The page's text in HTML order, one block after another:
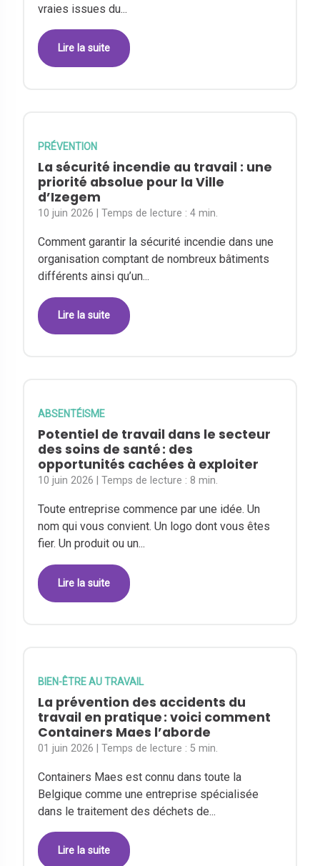
vraies issues du...
Lire la suite
PRÉVENTION
La sécurité incendie au travail : une
priorité absolue pour la Ville
d’Izegem
10 juin 2026 | Temps de lecture :4 min.
Comment garantir la sécurité incendie dans une
organisation comptant de nombreux bâtiments
différents ainsi qu’un...
Lire la suite
ABSENTÉISME
Potentiel de travail dans le secteur
des soins de santé : des
opportunités cachées à exploiter
10 juin 2026 | Temps de lecture : 8 min.
Toute entreprise commence par une idée. Un
nom qui vous convient. Un logo dont vous êtes
fier. Un produit ou un...
Lire la suite
BIEN-ÊTRE AU TRAVAIL
La prévention des accidents du
travail en pratique : voici comment
Containers Maes l’aborde
01 juin 2026 | Temps de lecture :5 min.
Containers Maes est connu dans toute la
Belgique comme une entreprise spécialisée
dans le traitement des déchets de...
Lire la suite